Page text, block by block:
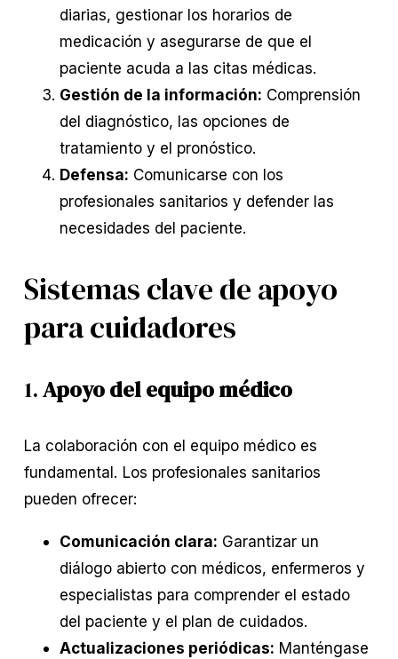
diarias, gestionar los horarios de
medicación y asegurarse de que el
paciente acuda a las citas médicas.
Gestión de la información: Comprensión
del diagnóstico, las opciones de
tratamiento y el pronóstico.
Defensa: Comunicarse con los
profesionales sanitarios y defender las
necesidades del paciente.
Sistemas clave de apoyo
para cuidadores
1.Apoyo del equipo médico
La colaboración con el equipo médico es
fundamental. Los profesionales sanitarios
pueden ofrecer:
Comunicación clara: Garantizar un
diálogo abierto con médicos, enfermeros y
especialistas para comprender el estado
del paciente y el plan de cuidados.
Actualizaciones periódicas: Manténgase